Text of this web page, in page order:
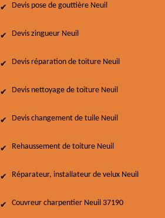
Devis pose de gouttière Neuil
Devis zingueur Neuil
Devis réparation de toiture Neuil
Devis nettoyage de toiture Neuil
Devis changement de tuile Neuil
Rehaussement de toiture Neuil
Réparateur, installateur de velux Neuil
Couvreur charpentier Neuil 37190